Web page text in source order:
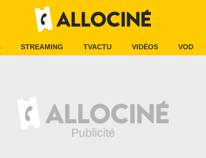
STREAMING TVACTU VIDÉOS VOD